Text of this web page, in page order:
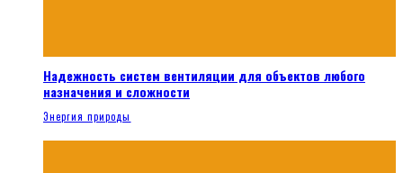
Надежность систем вентиляции для объектов любого
назначения и сложности
Энергия природы